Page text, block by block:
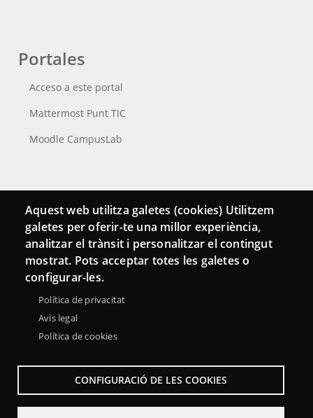
Portales
Acceso a este portal
Mattermost Punt TIC
Moodle CampusLab
Conecta
Contacto
Hemeroteca
Aquest web utilitza galetes (cookies) Utilitzem
galetes per oferir-te una millor experiència,
analitzar el trànsit i personalitzar el contingut
mostrat. Pots acceptar totes les galetes o
configurar-les.
Política de privacitat
Avís legal
Política de cookies
CONFIGURACIÓ DE LES COOKIES